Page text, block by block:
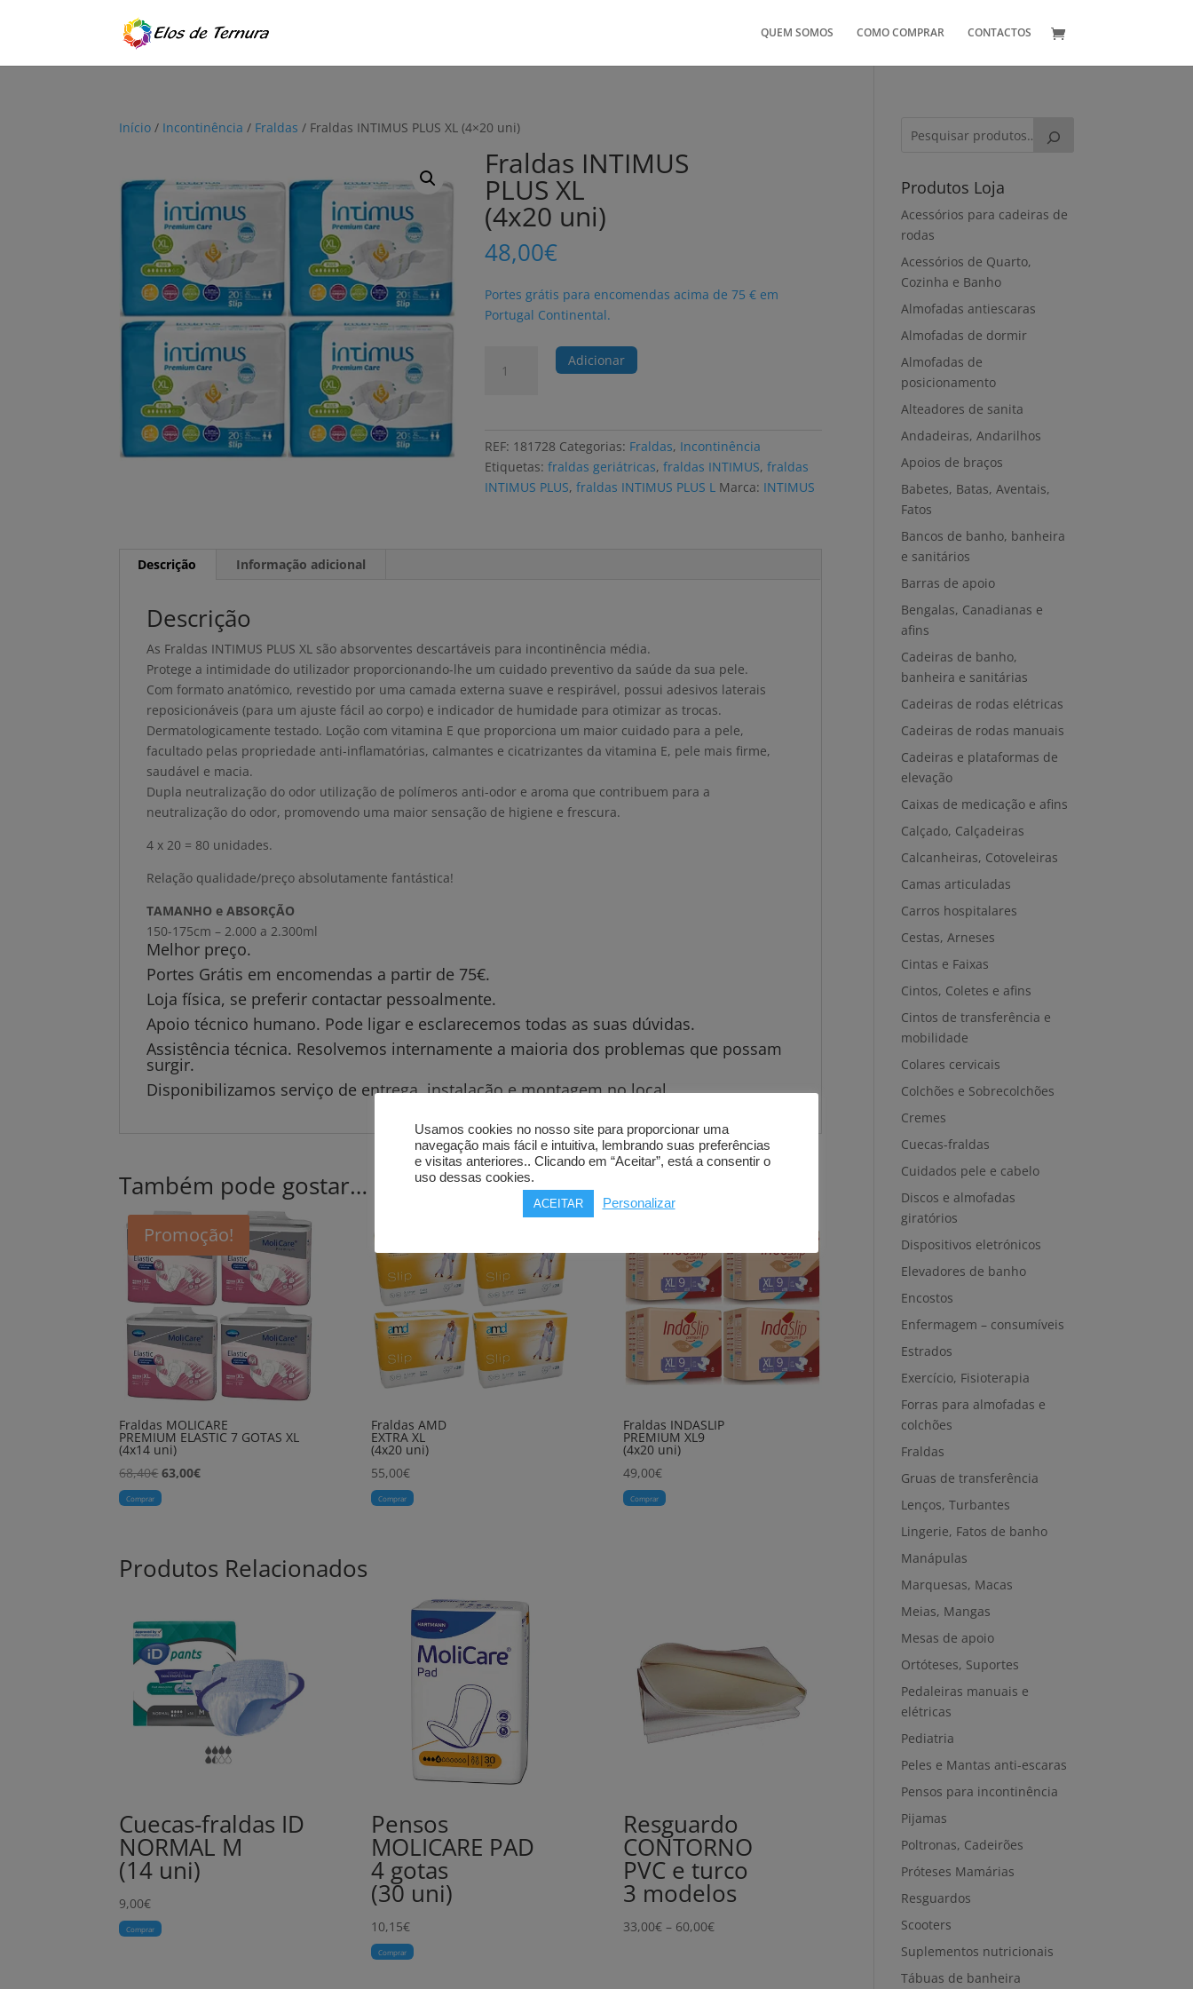
QUEM SOMOS COMO COMPRAR CONTACTOS
Início / Incontinência / Fraldas / Fraldas INTIMUS PLUS XL (4×20 uni)
Fraldas INTIMUS
PLUS XL
(4x20 uni)
48,00€
Portes grátis para encomendas acima de 75 € em
Portugal Continental.
(4x20
Adicionar
REF: 181728 Categorias: Fraldas, Incontinência
Etiquetas:fraldas geriátricas,fraldas INTIMUS,fraldas
INTIMUS PLUS,fraldas INTIMUS PLUS L Marca: INTIMUS
Descrição Informação adicional
Descrição
As Fraldas INTIMUS PLUS XL são absorventes descartáveis para incontinência média.
Protege a intimidade do utilizador proporcionando-lhe um cuidado preventivo da saúde da sua pele.
Com formato anatómico, revestido por uma camada externa suave e respirável, possui adesivos laterais
reposicionáveis (para um ajuste fácil ao corpo) e indicador de humidade para otimizar as trocas.
Dermatologicamente testado. Loção com vitamina E que proporciona um maior cuidado para a pele,
facultado pelas propriedade anti-inflamatórias, calmantes e cicatrizantes da vitamina E, pele mais firme,
saudável e macia.
Dupla neutralização do odor utilização de polímeros anti-odor e aroma que contribuem para a
neutralização do odor, promovendo uma maior sensação de higiene e frescura.
4 x 20 = 80 unidades.
Relação qualidade/preço absolutamente fantástica!
TAMANHO e ABSORÇÃO
150-175cm – 2.000 a 2.300ml
Melhor preço.
Portes Grátis em encomendas a partir de 75€.
Loja física, se preferir contactar pessoalmente.
Apoio técnico humano. Pode ligar e esclarecemos todas as suas dúvidas.
Assistência técnica. Resolvemos internamente a maioria dos problemas que possam
surgir.
Disponibilizamos serviço de entrega, instalação e montagem no local.
Também pode gostar…
Promoção!
Fraldas MOLICARE
PREMIUM ELASTIC 7 GOTAS XL
(4x14 uni)
68,40€ O
preço
63,00€O
Comprar
Fraldas AMD
EXTRA XL
(4x20 uni)
55,00€
Comprar
Fraldas INDASLIP
PREMIUM XL9
(4x20 uni)
49,00€
Comprar
Produtos Relacionados
Cuecas-fraldas ID
NORMAL M
(14 uni)
9,00€
Comprar
Pensos
MOLICARE PAD
4 gotas
(30 uni)
10,15€
Comprar
Resguardo
CONTORNO
PVC e turco
3 modelos
33,00€ – 60,00€Price
Produtos Loja
Acessórios para cadeiras de
rodas
Acessórios de Quarto,
Cozinha e Banho
Almofadas antiescaras
Almofadas de dormir
Almofadas de
posicionamento
Alteadores de sanita
Andadeiras, Andarilhos
Apoios de braços
Babetes, Batas, Aventais,
Fatos
Bancos de banho, banheira
e sanitários
Barras de apoio
Bengalas, Canadianas e
afins
Cadeiras de banho,
banheira e sanitárias
Cadeiras de rodas elétricas
Cadeiras de rodas manuais
Cadeiras e plataformas de
elevação
Caixas de medicação e afins
Calçado, Calçadeiras
Calcanheiras, Cotoveleiras
Camas articuladas
Carros hospitalares
Cestas, Arneses
Cintas e Faixas
Cintos, Coletes e afins
Cintos de transferência e
mobilidade
Colares cervicais
Colchões e Sobrecolchões
Cremes
Cuecas-fraldas
Cuidados pele e cabelo
Discos e almofadas
giratórios
Dispositivos eletrónicos
Elevadores de banho
Encostos
Enfermagem – consumíveis
Estrados
Exercício, Fisioterapia
Forras para almofadas e
colchões
Fraldas
Gruas de transferência
Lenços, Turbantes
Lingerie, Fatos de banho
Manápulas
Marquesas, Macas
Meias, Mangas
Mesas de apoio
Ortóteses, Suportes
Pedaleiras manuais e
elétricas
Pediatria
Peles e Mantas anti-escaras
Pensos para incontinência
Pijamas
Poltronas, Cadeirões
Próteses Mamárias
Resguardos
Scooters
Suplementos nutricionais
Tábuas de banheira
Usamos cookies no nosso site para proporcionar uma
navegação mais fácil e intuitiva, lembrando suas preferências
e visitas anteriores.. Clicando em “Aceitar”, está a consentir o
uso dessas cookies.
ACEITAR Personalizar